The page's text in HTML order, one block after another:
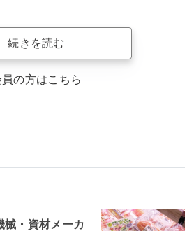
続きを読む
員の方はこちら
・資材メーカ